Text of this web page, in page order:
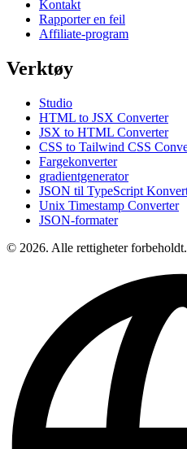
Kontakt
Rapporter en feil
Affiliate-program
Verktøy
Studio
HTML to JSX Converter
JSX to HTML Converter
CSS to Tailwind CSS
Fargekonverter
gradientgenerator
JSON til TypeScript
Unix Timestamp Converter
JSON-formater
© 2026. Alle rettigheter forbeholdt.